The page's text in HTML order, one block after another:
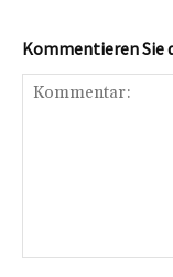
Kommentieren Sie